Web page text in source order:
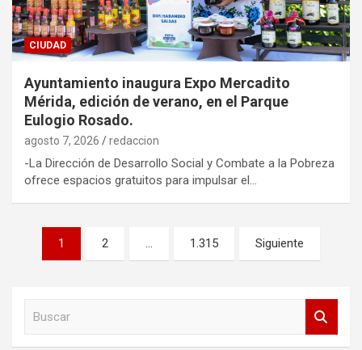
CIUDAD
Ayuntamiento inaugura Expo Mercadito
Mérida, edición de verano, en el Parque
Eulogio Rosado.
agosto 7, 2026 redaccion
-La Dirección de Desarrollo Social y Combate a la Pobreza
ofrece espacios gratuitos para impulsar el…
Paginación
1 2 … 1.315 Siguiente